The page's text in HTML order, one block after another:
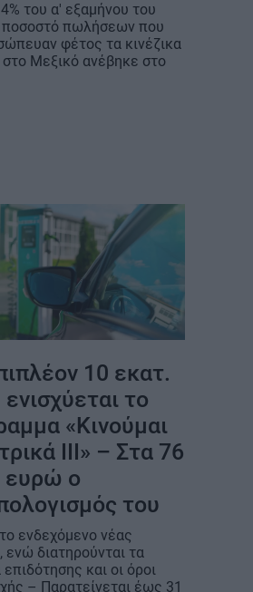
του α' εξαμήνου του
ποσοστό πωλήσεων που
φέτος τα κινέζικα
Μεξικό ανέβηκε στο
10 εκατ.
το
«Κινούμαι
ΙΙΙ» – Στα 76
ευρώ ο
του
ενδεχόμενο νέας
ενώ διατηρούνται τα
και οι όροι
– Παρατείνεται έως 31